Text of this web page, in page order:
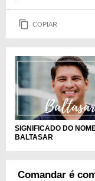
COPIAR
SIGNIFICADO DO
BALTASAR
Comandar é